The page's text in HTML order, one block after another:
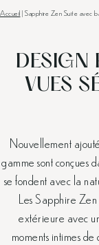
Accueil | Sapphire Zen Suite avec
DESIGN
VUES
Nouvellement
gamme sont conçues
se fondent avec la
Les Sapphire Zen
extérieure avec
moments intimes